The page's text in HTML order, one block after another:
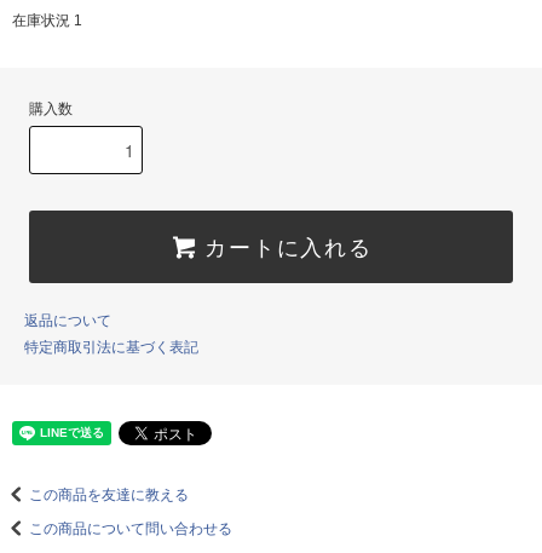
在庫状況 1
購入数
カートに入れる
返品について
特定商取引法に基づく表記
この商品を友達に教える
この商品について問い合わせる